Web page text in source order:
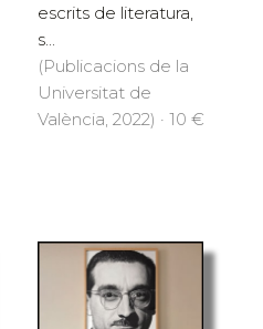
escrits de literatura,
s...
(Publicacions de la
Universitat de
València, 2022) · 10 €